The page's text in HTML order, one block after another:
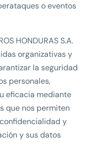
o eventos
HONDURAS S.A.
organizativas y
la seguridad
personales,
eficacia mediante
que nos permiten
y
y sus datos